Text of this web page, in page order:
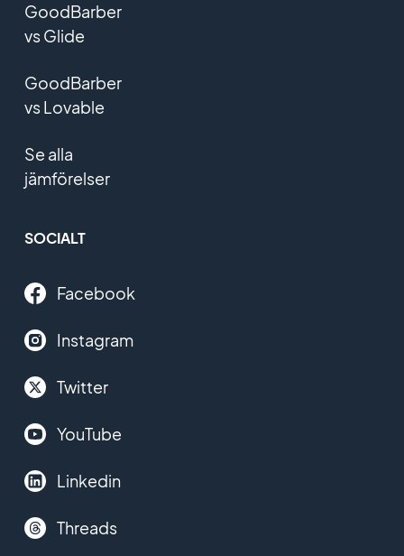
GoodBarber
vs Glide
GoodBarber
vs Lovable
Se alla
jämförelser
SOCIALT
Facebook
Instagram
Twitter
YouTube
Linkedin
Threads